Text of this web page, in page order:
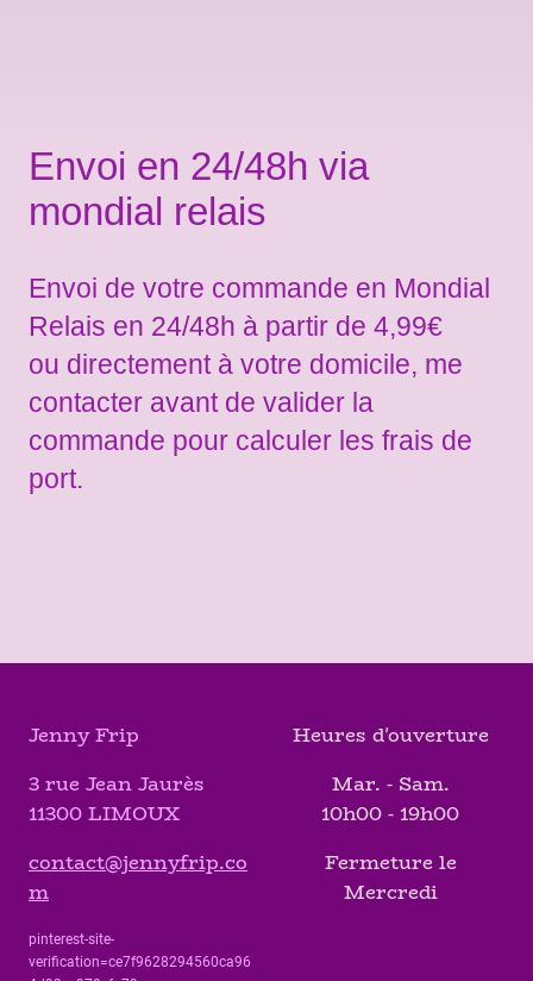
Envoi en 24/48h via
mondial relais
Envoi de votre commande en Mondial
Relais en 24/48h à partir de 4,99€
ou directement à votre domicile, me
contacter avant de valider la
commande pour calculer les frais de
port.
Jenny Frip
3 rue Jean Jaurès
11300 LIMOUX
contact@jennyfrip.co
m
pinterest-site-
verification=ce7f9628294560ca96
Heures d'ouverture
Mar. - Sam.
10h00 - 19h00
Fermeture le
Mercredi